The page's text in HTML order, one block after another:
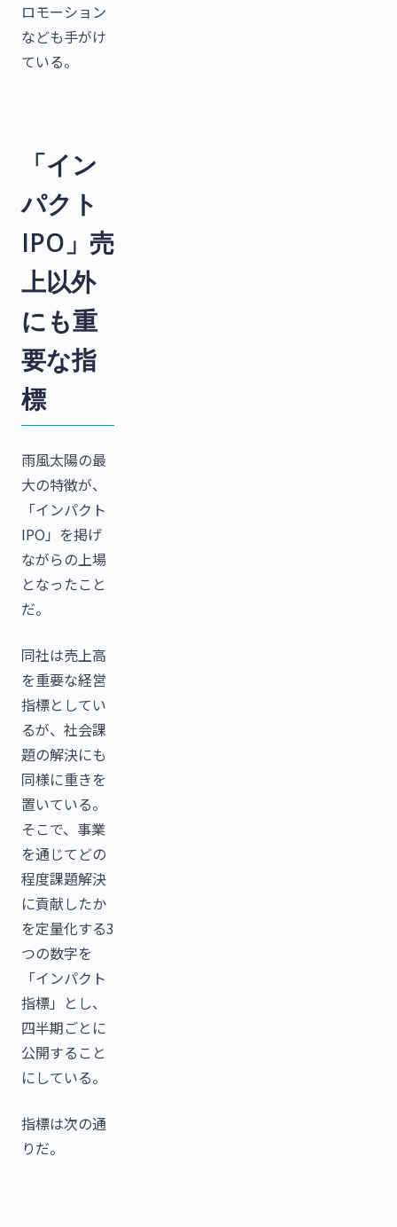
ロモーション
なども手がけ
ている。
「イン
パクト
IPO」売
上以外
にも重
要な指
標
雨風太陽の最
大の特徴が、
「インパクト
IPO」を掲げ
ながらの上場
となったこと
だ。
同社は売上高
を重要な経営
指標としてい
るが、社会課
題の解決にも
同様に重きを
置いている。
そこで、事業
を通じてどの
程度課題解決
に貢献したか
を定量化する3
つの数字を
「インパクト
指標」とし、
四半期ごとに
公開すること
にしている。
指標は次の通
りだ。